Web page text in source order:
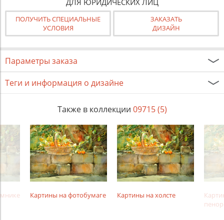
ДЛЯ ЮРИДИЧЕСКИХ ЛИЦ
ПОЛУЧИТЬ СПЕЦИАЛЬНЫЕ
УСЛОВИЯ
ЗАКАЗАТЬ
ДИЗАЙН
Параметры заказа
Теги и информация о дизайне
Также в коллекции 09715 (5)
Картины на фотобумаге Картины на холсте